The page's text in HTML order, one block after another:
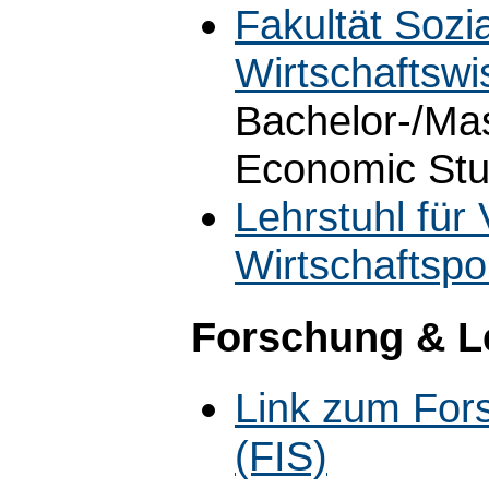
Fakultät
Bachelor-/
Economic
Lehrstuhl für
Forschung &
Link zum
(FIS)